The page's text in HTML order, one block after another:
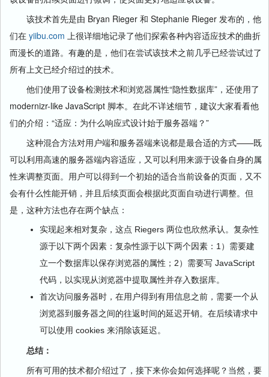
该技术首先是由 Bryan Rieger 和 Stephanie Rieger 发布的，他
们在 yiibu.com 上很详细地记录了他们探索各种内容适应技术的曲折
而漫长的道路。有趣的是，他们在尝试该技术之前几乎已经尝试过了
所有上文已经介绍过的技术。
他们使用了设备检测技术和浏览器属性“隐性数据库”，还使用了
modernizr-like JavaScript 脚本。在此不详述细节，建议大家看看他
们的介绍：“适应：为什么响应式设计始于服务器端？”
这种混合方法对用户端和服务器端来说都是最合适的方式——既
可以利用高速的服务器端内容适应，又可以利用来源于设备自身的属
性来调整页面。用户可以得到一个初始的适合当前设备的页面，又不
会有什么性能开销，并且后续页面会根据此页面自动进行调整。但
是，这种方法也存在两个缺点：
实现起来相对复杂，这点 Riegers 两位也欣然承认。复杂性
源于以下两个因素：复杂性源于以下两个因素：1）需要建
立一个数据库以保存浏览器的属性；2）需要写 JavaScript
代码，以实现从浏览器中提取属性并存入数据库。
首次访问服务器时，在用户得到有用信息之前，需要一个从
浏览器到服务器之间的往返时间的延迟开销。在后续请求中
可以使用 cookies 来消除该延迟。
总结：
所有可用的技术都介绍过了，接下来你会如何选择呢？当然，要